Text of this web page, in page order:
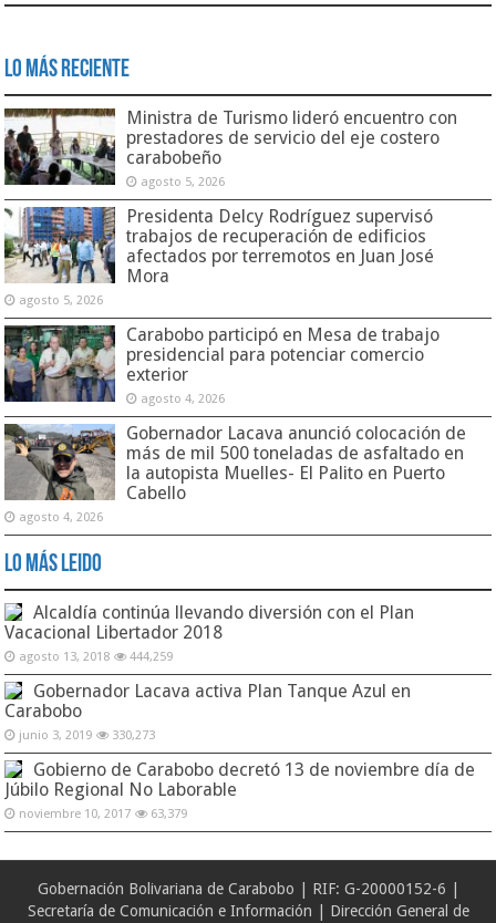
Lo Más Reciente
Ministra de Turismo lideró encuentro con
prestadores de servicio del eje costero
carabobeño
agosto 5, 2026
Presidenta Delcy Rodríguez supervisó
trabajos de recuperación de edificios
afectados por terremotos en Juan José
Mora
agosto 5, 2026
Carabobo participó en Mesa de trabajo
presidencial para potenciar comercio
exterior
agosto 4, 2026
Gobernador Lacava anunció colocación de
más de mil 500 toneladas de asfaltado en
la autopista Muelles- El Palito en Puerto
Cabello
agosto 4, 2026
Lo Más Leido
Alcaldía continúa llevando diversión con el Plan
Vacacional Libertador 2018
agosto 13, 2018 444,259
Gobernador Lacava activa Plan Tanque Azul en
Carabobo
junio 3, 2019 330,273
Gobierno de Carabobo decretó 13 de noviembre día de
Júbilo Regional No Laborable
noviembre 10, 2017 63,379
Gobernación Bolivariana de Carabobo | RIF: G-20000152-6 |
Secretaría de Comunicación e Información | Dirección General de